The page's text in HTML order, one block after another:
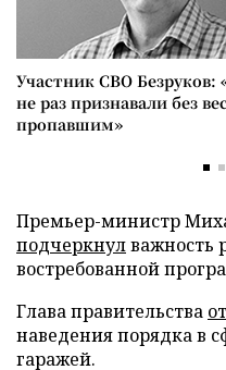
Участник СВО Безруков:
не раз признавали без
пропавшим»
Премьер-министр
подчеркнулважность
востребованной
Глава правительства
наведения порядка в
гаражей.